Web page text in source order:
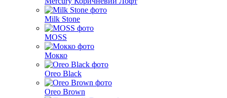
Milk Stone
MOSS
Мокко
Oreo Black
Oreo Brown